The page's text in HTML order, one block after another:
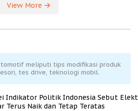
View More
meliputi tips modifikasi produk
tes drive, teknologi mobil.
Indikator Politik Indonesia Sebut
Terus Naik dan Tetap Teratas